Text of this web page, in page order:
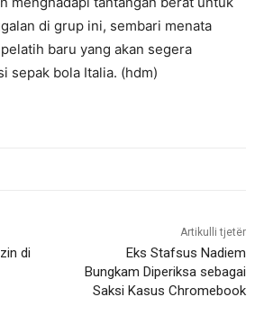
di grup ini, sembari menata
baru yang akan segera
sepak bola Italia. (hdm)
di
Artikulli tjetër
Eks Stafsus Nadiem
Bungkam Diperiksa sebagai
Saksi Kasus Chromebook